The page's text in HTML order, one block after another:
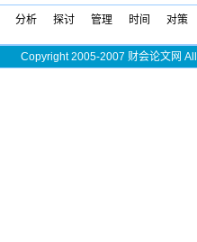
分析 探讨 管理 时间 对策
Copyright 2005-2007 财会论文网